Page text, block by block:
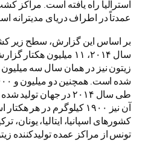
استرالیا راه یافته است. مراکز
عمدتاً در اطراف دریای مدیترانه
بر اساس این گزارش، سطح زیر
سال ۲۰۱۴، ۱۱ میلیون
طی سال ۲۰۱۴ در جهان
آن نیز ۱۹۰۰ کیلوگرم در هر
کشورهای اسپانیا، ایتالیا، یونان،
تونس از مراکز عمده تولیدکننده